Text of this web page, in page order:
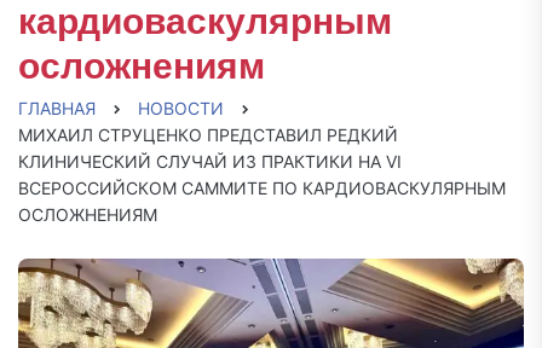
кардиоваскулярным
осложнениям
ГЛАВНАЯ
НОВОСТИ
МИХАИЛ СТРУЦЕНКО ПРЕДСТАВИЛ РЕДКИЙ
КЛИНИЧЕСКИЙ СЛУЧАЙ ИЗ ПРАКТИКИ НА VI
ВСЕРОССИЙСКОМ САММИТЕ ПО КАРДИОВАСКУЛЯРНЫМ
ОСЛОЖНЕНИЯМ